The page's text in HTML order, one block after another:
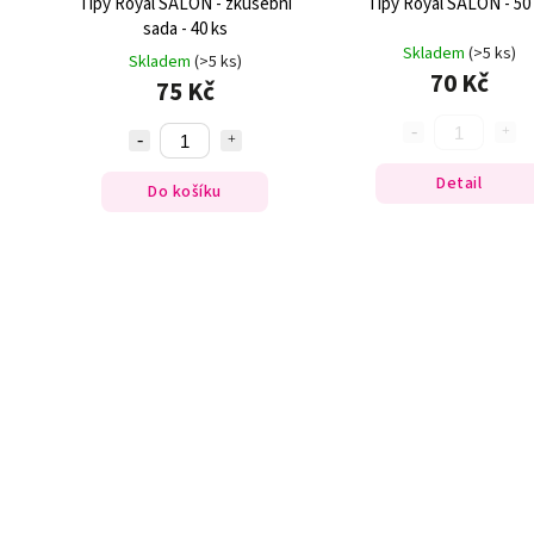
sada - 40 ks
Skladem (>5 ks)
75 Kč
Do košíku
Skladem (>5 ks)
70 Kč
Detail